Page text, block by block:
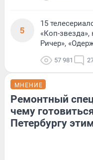
5
15
«Коп-
Ричер»,
57 981
МНЕНИЕ
Ремонтный
чему
Петербургу